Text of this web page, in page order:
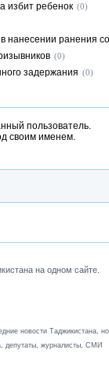
избит ребенок (0)
нанесении ранения
(0)
задержания (0)
пользователь.
своим именем.
на одном сайте.
новости Таджикистана,
депутаты, журналисты, СМИ